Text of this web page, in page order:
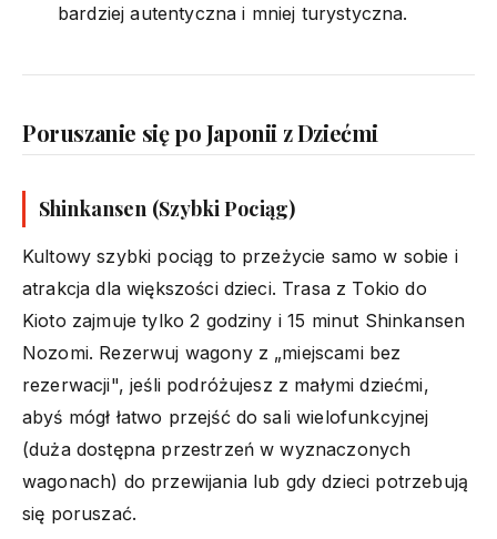
bardziej autentyczna i mniej turystyczna.
Poruszanie się po Japonii z Dziećmi
Shinkansen (Szybki Pociąg)
Kultowy szybki pociąg to przeżycie samo w sobie i
atrakcja dla większości dzieci. Trasa z Tokio do
Kioto zajmuje tylko 2 godziny i 15 minut Shinkansen
Nozomi. Rezerwuj wagony z „miejscami bez
rezerwacji", jeśli podróżujesz z małymi dziećmi,
abyś mógł łatwo przejść do sali wielofunkcyjnej
(duża dostępna przestrzeń w wyznaczonych
wagonach) do przewijania lub gdy dzieci potrzebują
się poruszać.